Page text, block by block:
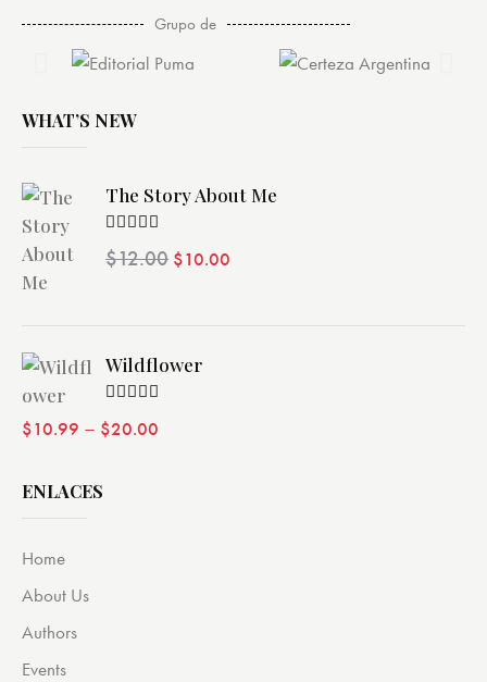
Grupo de
WHAT’S NEW
The Story About Me
Valorado
con4.00
$12.00 $10.00
Wildflower
con4.00
$10.99 – $20.00
ENLACES
Home
About Us
Authors
Events